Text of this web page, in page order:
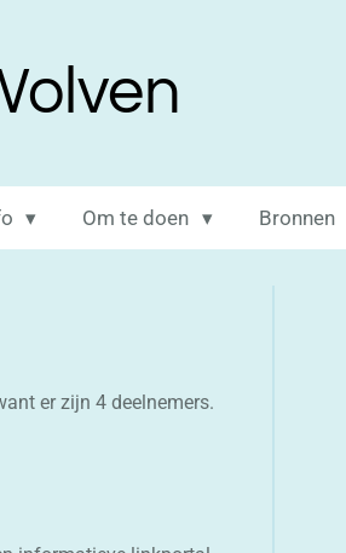
Om te doen Bronnen
er zijn 4 deelnemers.